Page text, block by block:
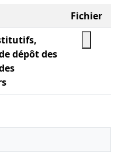
Fichier
dépôt des